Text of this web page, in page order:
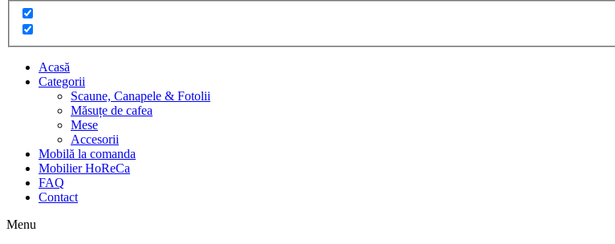
Acasă
Categorii
Scaune, Canapele & Fotolii
Măsuțe de cafea
Mese
Accesorii
Mobilă la comanda
Mobilier HoReCa
FAQ
Contact
Menu